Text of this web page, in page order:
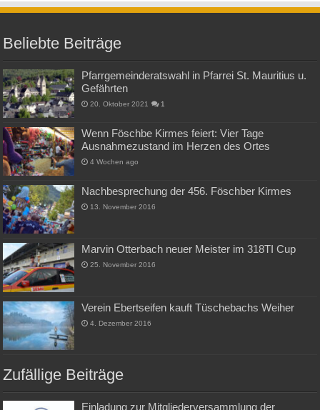
Beliebte Beiträge
Pfarrgemeinderatswahl in Pfarrei St. Mauritius u.
Gefährten
20. Oktober 2021 1
Wenn Föschbe Kirmes feiert: Vier Tage
Ausnahmezustand im Herzen des Ortes
4 Wochen ago
Nachbesprechung der 456. Föschber Kirmes
13. November 2016
Marvin Otterbach neuer Meister im 318TI Cup
25. November 2016
Verein Ebertseifen kauft Tüschebachs Weiher
4. Dezember 2016
Zufällige Beiträge
Einladung zur Mitgliederversammlung der